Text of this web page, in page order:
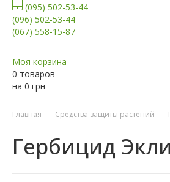
(095) 502-53-44
(096) 502-53-44
(067) 558-15-87
Моя корзина
0 товаров
на 0 грн
Главная Средства защиты растений
Гербицид